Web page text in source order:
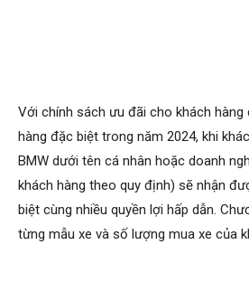
Với chính sách ưu đãi cho khách hàng
hàng đặc biệt trong năm 2024, khi
BMW dưới tên cá nhân hoặc doanh
khách hàng theo quy định) sẽ nhận
biệt cùng nhiều quyền lợi hấp dẫn.
từng mẫu xe và số lượng mua xe của